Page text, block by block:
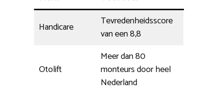
Handicare
Tevredenheidsscore
van een 8,8
Otolift
Meer dan 80
monteurs door heel
Nederland